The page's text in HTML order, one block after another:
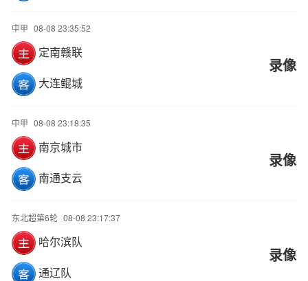
中甲 08-08 23:35:52
定南赣联
大连鲲城
录像
中甲 08-08 23:18:35
南京城市
南通支云
录像
东北超第6轮 08-08 23:17:37
哈尔滨队
通辽队
录像